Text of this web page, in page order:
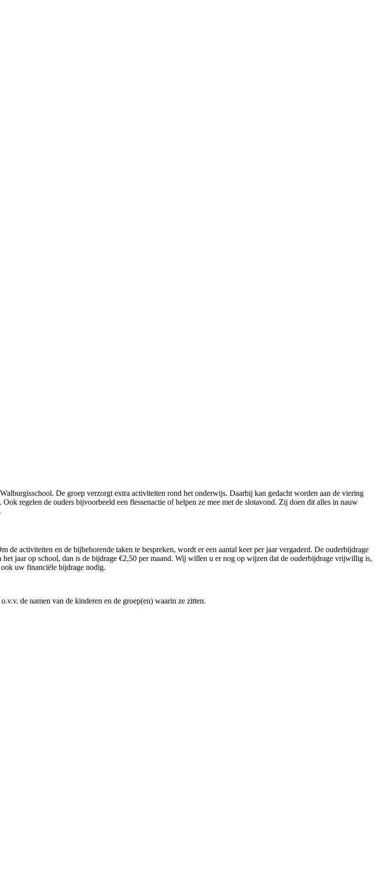
De groep verzorgt extra activiteiten rond het onderwijs. Daarbij kan gedacht worden aan de viering
regelen de ouders bijvoorbeeld een flessenactie of helpen ze mee met de slotavond. Zij doen dit alles in nauw
activiteiten en de bijbehorende taken te bespreken, wordt er een aantal keer per jaar vergaderd. De ouderbijdrage
jaar op school, dan is de bijdrage €2,50 per maand. Wij willen u er nog op wijzen dat de ouderbijdrage vrijwillig is,
uw financiële bijdrage nodig.
de namen van de kinderen en de groep(en) waarin ze zitten.